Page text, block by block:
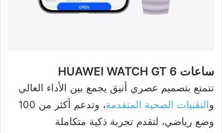
ساعات HUAWEI WATCH GT 6
تتمتع بتصميم عصري أنيق يجمع بين الأداء العالي
والتقنيات الصحية المتقدمة
، وتدعم أكثر من 100
وضع رياضي، لتقدم تجربة ذكية متكاملة